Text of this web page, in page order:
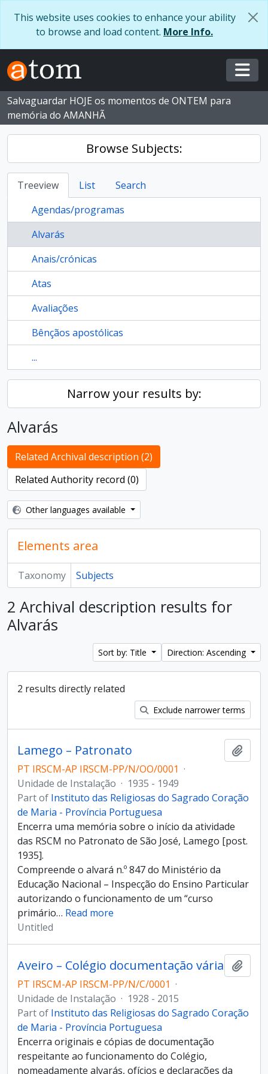
This website uses cookies to enhance your ability
to browse and load content. More Info.
Salvaguardar HOJE os momentos de ONTEM para
memória do AMANHÃ
Browse Subjects:
Treeview List
Search
Agendas/programas
Alvarás
Anais/crónicas
Atas
Avaliações
Bênçãos apostólicas
...
Narrow your results by:
Alvarás
Related Archival description (2)
Related Authority record (0)
Other languages available
Elements area
Taxonomy Subjects
2 Archival description results for
Alvarás
Sort by: Title Direction: Ascending
2 results directly related
Exclude narrower terms
Lamego – Patronato
PT IRSCM-AP IRSCM-PP/N/OO/0001 ·
Unidade de Instalação · 1935 - 1949
Part of Instituto das Religiosas do Sagrado Coração
de Maria - Província Portuguesa
Encerra uma memória sobre o início da atividade
das RSCM no Patronato de São José, Lamego [post.
1935].
Compreende o alvará n.º 847 do Ministério da
Educação Nacional – Inspecção do Ensino Particular
autorizando o funcionamento de um “curso
primário… Read more
Untitled
Aveiro – Colégio documentação vária
PT IRSCM-AP IRSCM-PP/N/C/0001 ·
Unidade de Instalação · 1928 - 2015
Part of Instituto das Religiosas do Sagrado Coração
de Maria - Província Portuguesa
Encerra originais e cópias de documentação
respeitante ao funcionamento do Colégio,
nomeadamente alvarás, ofícios e declarações da